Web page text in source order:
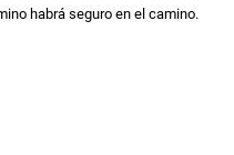
habrá seguro en el camino.